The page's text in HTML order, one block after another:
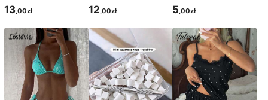
13,00zł 12,00zł 5,00zł